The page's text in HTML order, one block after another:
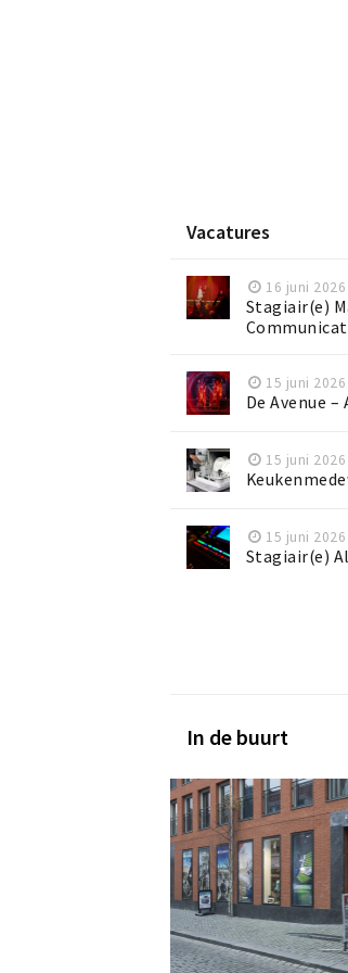
Vacatures
16 juni 2026
Stagiair(e)
15 juni 2026
De Avenue
15 juni 2026
15 juni 2026
Stagiair(e)
In de buurt